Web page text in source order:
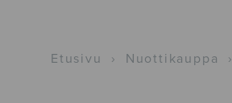
Etusivu › Nuottikauppa ›